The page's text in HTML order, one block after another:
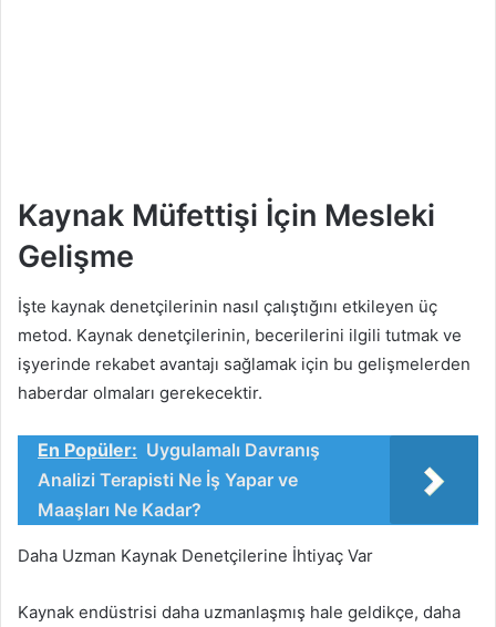
Kaynak Müfettişi İçin Mesleki
Gelişme
İşte kaynak denetçilerinin nasıl çalıştığını etkileyen üç
metod. Kaynak denetçilerinin, becerilerini ilgili tutmak ve
işyerinde rekabet avantajı sağlamak için bu gelişmelerden
haberdar olmaları gerekecektir.
En Popüler: Uygulamalı Davranış
Analizi Terapisti Ne İş Yapar ve
Maaşları Ne Kadar?
Daha Uzman Kaynak Denetçilerine İhtiyaç Var
Kaynak endüstrisi daha uzmanlaşmış hale geldikçe, daha